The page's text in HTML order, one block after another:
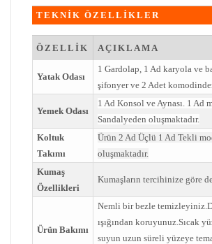
TEKNİK ÖZELLİKLER
ÖZELLİK AÇIKLAMA
Yatak Odası
1 Gardolap, 1 Ad karyola ve
şifonyer ve 2 Adet
Yemek Odası
1 Ad Konsol ve Aynası. 1 Ad
Sandalyeden oluşmaktadır.
Koltuk
Takımı
Ürün 2 Ad Üçlü 1 Ad Tekli
oluşmaktadır.
Kumaş
Özellikleri
Kumaşların tercihinize göre
Ürün Bakımı
Nemli bir bezle
ışığından koruyunuz.Sıcak
suyun uzun süreli yüzeye